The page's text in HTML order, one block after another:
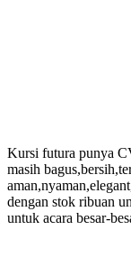
Kursi futura punya
masih
dengan stok ribuan
untuk acara besar-